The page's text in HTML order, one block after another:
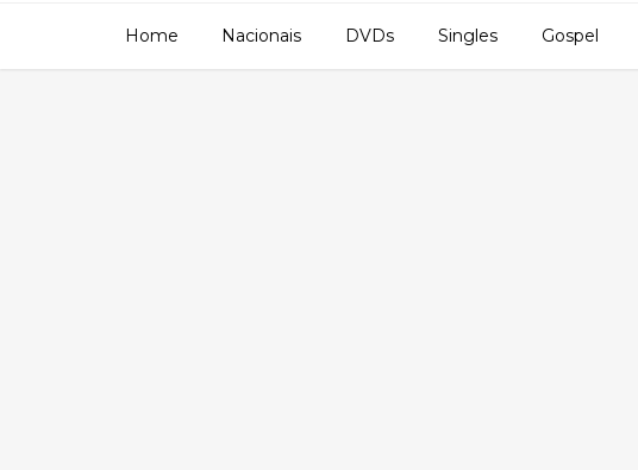
Home Nacionais DVDs Singles Gospel